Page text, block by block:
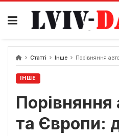
Skip
content
Статті Інше Порівняння авто
ІНШЕ
та Європи: